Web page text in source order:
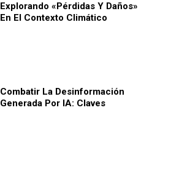
Explorando «pérdidas Y Daños»
En El Contexto Climático
Combatir La Desinformación
Generada Por IA: Claves